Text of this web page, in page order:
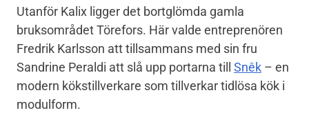
Utanför Kalix ligger det bortglömda gamla
bruksområdet Törefors. Här valde entreprenören
Fredrik Karlsson att tillsammans med sin fru
Sandrine Peraldi att slå upp portarna till Snêk – en
modern kökstillverkare som tillverkar tidlösa kök i
modulform.